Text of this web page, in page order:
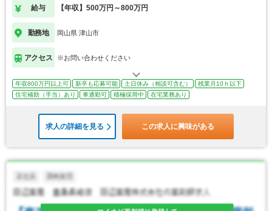
給与 【年収】500万円～800万円
勤務地 岡山県 津山市
アクセス ※お問い合わせください
年収800万円以上可 新卒も応募可能 土日休み（相談可含む）
残業月10ｈ以下
住宅補助（手当）あり
車通勤可 積極採用中 在宅業務あり
求人の詳細を見る この求人に興味がある